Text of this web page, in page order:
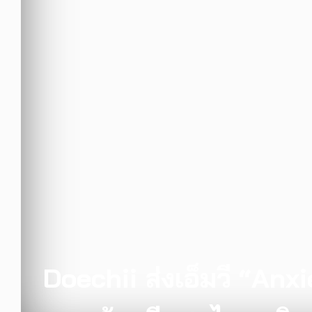
Doechii ส่งเอ็มวี